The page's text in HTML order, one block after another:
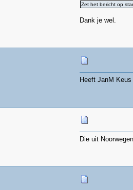
Zet het bericht op
Dank je wel.
Heeft JanM
Die uit